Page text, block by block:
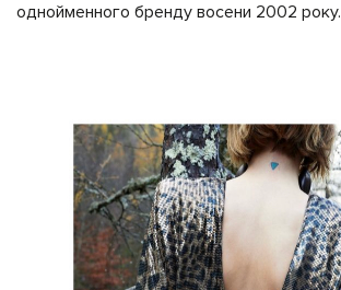
однойменного бренду восени 2002 року.